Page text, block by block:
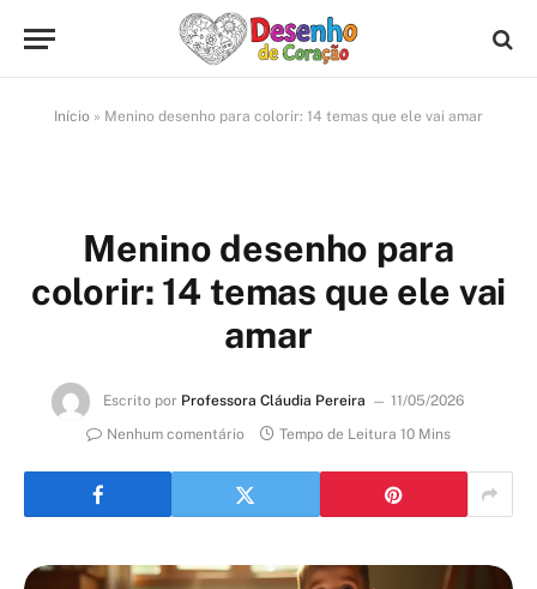
Início » Menino desenho para colorir: 14 temas que ele vai amar
Menino desenho para
colorir: 14 temas que ele vai
amar
Escrito por Professora Cláudia Pereira
11/05/2026
Nenhum comentário
Tempo de Leitura 10 Mins